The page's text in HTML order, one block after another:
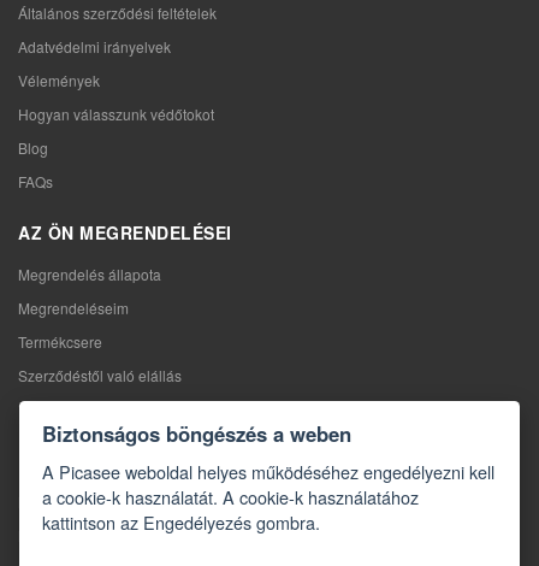
Általános szerződési feltételek
Adatvédelmi irányelvek
Vélemények
Hogyan válasszunk védőtokot
Blog
FAQs
AZ ÖN MEGRENDELÉSEI
Megrendelés állapota
Megrendeléseim
Termékcsere
Szerződéstől való elállás
Reklamáció
Kapcsolat
Kapcsolatfelvételi űrlap
Biztonságos böngészés a weben
A Picasee weboldal helyes működéséhez engedélyezni kell
a cookie-k használatát. A cookie-k használatához
kattintson az Engedélyezés gombra.